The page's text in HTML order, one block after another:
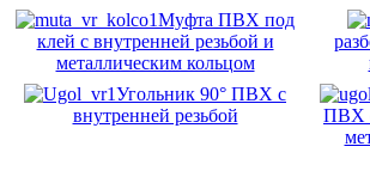
Муфта ПВХ под
клей с внутренней резьбой и
металлическим кольцом
Угольник 90° ПВХ с
внутренней резьбой
ПВХ